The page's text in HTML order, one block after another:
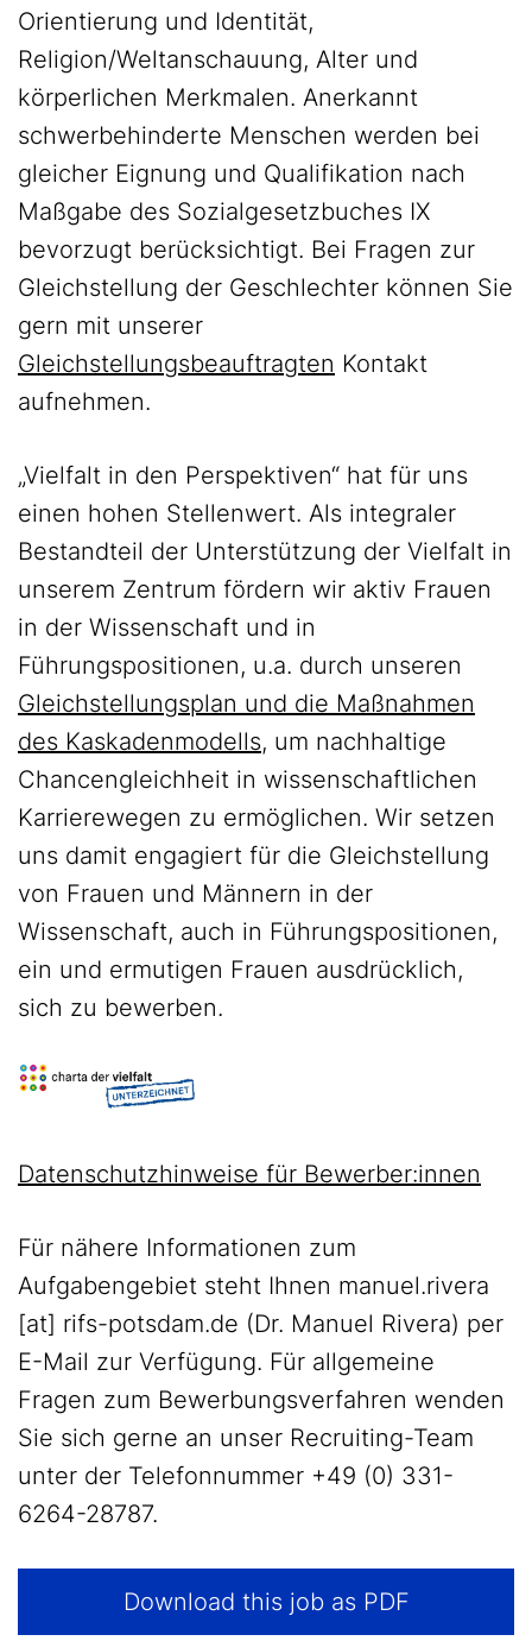
Orientierung und Identität,
Religion/Weltanschauung, Alter und
körperlichen Merkmalen. Anerkannt
schwerbehinderte Menschen werden bei
gleicher Eignung und Qualifikation nach
Maßgabe des Sozialgesetzbuches IX
bevorzugt berücksichtigt. Bei Fragen zur
Gleichstellung der Geschlechter können Sie
gern mit unserer
Gleichstellungsbeauftragten Kontakt
aufnehmen.
„Vielfalt in den Perspektiven“ hat für uns
einen hohen Stellenwert. Als integraler
Bestandteil der Unterstützung der Vielfalt in
unserem Zentrum fördern wir aktiv Frauen
in der Wissenschaft und in
Führungspositionen, u.a. durch unseren
Gleichstellungsplan und die Maßnahmen
des Kaskadenmodells, um nachhaltige
Chancengleichheit in wissenschaftlichen
Karrierewegen zu ermöglichen. Wir setzen
uns damit engagiert für die Gleichstellung
von Frauen und Männern in der
Wissenschaft, auch in Führungspositionen,
ein und ermutigen Frauen ausdrücklich,
sich zu bewerben.
Datenschutzhinweise für Bewerber:innen
Für nähere Informationen zum
Aufgabengebiet steht Ihnen manuel.rivera
[at] rifs-potsdam.de (Dr. Manuel Rivera) per
E-Mail zur Verfügung. Für allgemeine
Fragen zum Bewerbungsverfahren wenden
Sie sich gerne an unser Recruiting-Team
unter der Telefonnummer +49 (0) 331-
6264-28787.
Download this job as PDF